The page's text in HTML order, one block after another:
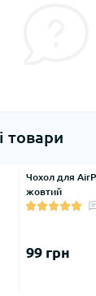
товари
Чохол для
жовтий
99 грн